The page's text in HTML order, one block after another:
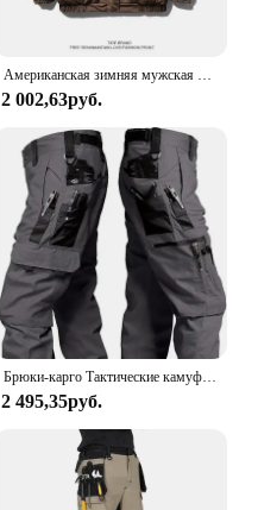
2 002,63руб.
Брюки-карго Тактические камуфляжные, водонепроницаемые износостойкие брюки с несколькими карманами для тренировок на открытом воздухе
2 495,35руб.